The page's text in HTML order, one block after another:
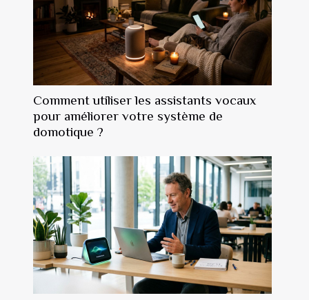
Comment utiliser les assistants vocaux
pour améliorer votre système de
domotique ?